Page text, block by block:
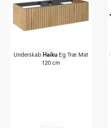
Underskab Haiku Eg Træ Mat
120 cm